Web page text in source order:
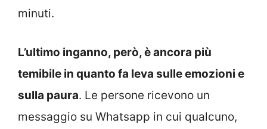
minuti.
L’ultimo inganno, però, è ancora più
temibile in quanto fa leva sulle emozioni e
sulla paura. Le persone ricevono un
messaggio su Whatsapp in cui qualcuno,